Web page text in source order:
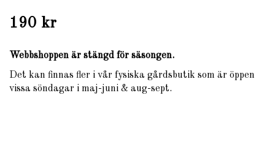
190 kr
Webbshoppen är stängd för säsongen.
Det kan finnas fler i vår fysiska gårdsbutik som är öppen
vissa söndagar i maj-juni & aug-sept.